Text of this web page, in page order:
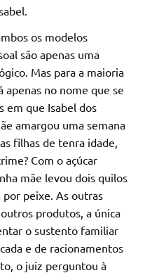
os modelos
são apenas uma
Mas para a maioria
apenas no nome que se
em que Isabel dos
amargou uma semana
filhas de tenra idade,
Com o açúcar
mãe levou dois quilos
por peixe. As outras
produtos, a única
o sustento familiar
e de racionamentos
o juiz perguntou à